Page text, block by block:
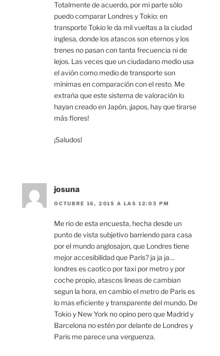
Totalmente de acuerdo, por mi parte sólo
puedo comparar Londres y Tokio: en
transporte Tokio le da mil vueltas a la ciudad
inglesa, donde los atascos son eternos y los
trenes no pasan con tanta frecuencia ni de
lejos. Las veces que un ciudadano medio usa
el avión como medio de transporte son
mínimas en comparación con el resto. Me
extraña que este sistema de valoración lo
hayan creado en Japón, ¡japos, hay que tirarse
más flores!
¡Saludos!
josuna
OCTUBRE 16, 2015 A LAS 12:03 PM
Me rio de esta encuesta, hecha desde un
punto de vista subjetivo barriendo para casa
por el mundo anglosajon, que Londres tiene
mejor accesibilidad que Paris? ja ja ja…
londres es caotico por taxi por metro y por
coche propio, atascos lineas de cambian
segun la hora, en cambio el metro de Paris es
lo mas eficiente y transparente del mundo. De
Tokio y New York no opino pero que Madrid y
Barcelona no estén por delante de Londres y
Paris me parece una verguenza.